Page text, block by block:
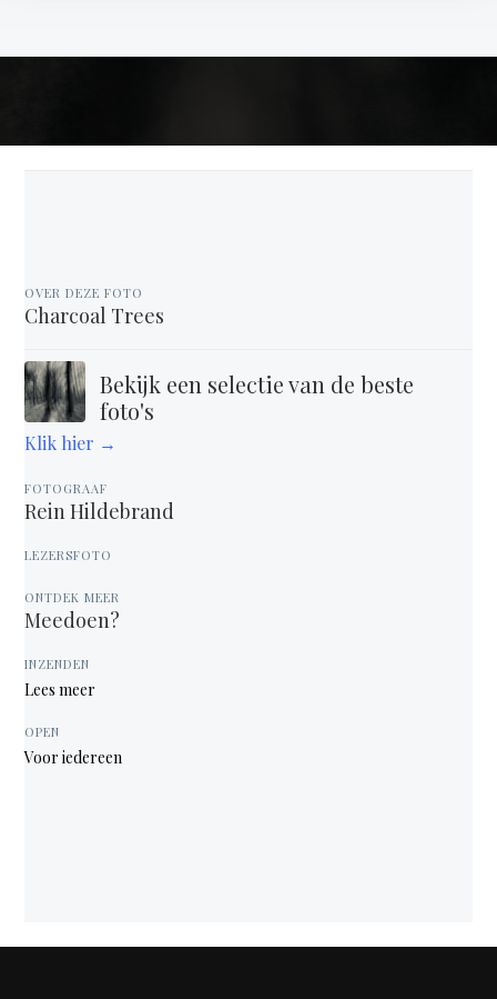
OVER DEZE FOTO
Charcoal Trees
Bekijk een selectie van de beste
foto's
Klik hier →
FOTOGRAAF
Rein Hildebrand
LEZERSFOTO
ONTDEK MEER
Meedoen?
INZENDEN
Lees meer
OPEN
Voor iedereen